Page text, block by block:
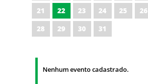
21
22 23 24 25 26
28
29 30 31
Nenhum evento cadastrado.